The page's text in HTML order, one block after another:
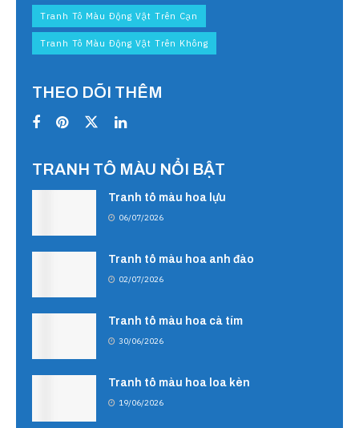
Tranh Tô Màu Động Vật Trên Cạn
Tranh Tô Màu Động Vật Trên Không
THEO DÕI THÊM
TRANH TÔ MÀU NỔI BẬT
Tranh tô màu hoa lựu
06/07/2026
Tranh tô màu hoa anh đào
02/07/2026
Tranh tô màu hoa cà tím
30/06/2026
Tranh tô màu hoa loa kèn
19/06/2026